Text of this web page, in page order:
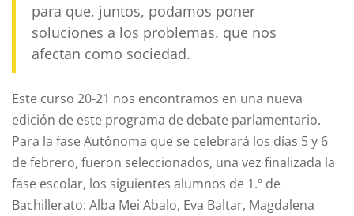
para que, juntos, podamos poner
soluciones a los problemas. que nos
afectan como sociedad.
Este curso 20-21 nos encontramos en una nueva
edición de este programa de debate parlamentario.
Para la fase Autónoma que se celebrará los días 5 y 6
de febrero, fueron seleccionados, una vez finalizada la
fase escolar, los siguientes alumnos de 1.º de
Bachillerato: Alba Mei Abalo, Eva Baltar, Magdalena